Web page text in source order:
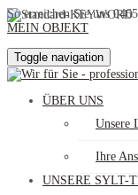
So erreichen Sie uns
MEIN OBJEKT
Toggle navigation
ÜBER UNS
Unsere
Ihre
UNSERE SYLT-
Unsere
"The Memories" -